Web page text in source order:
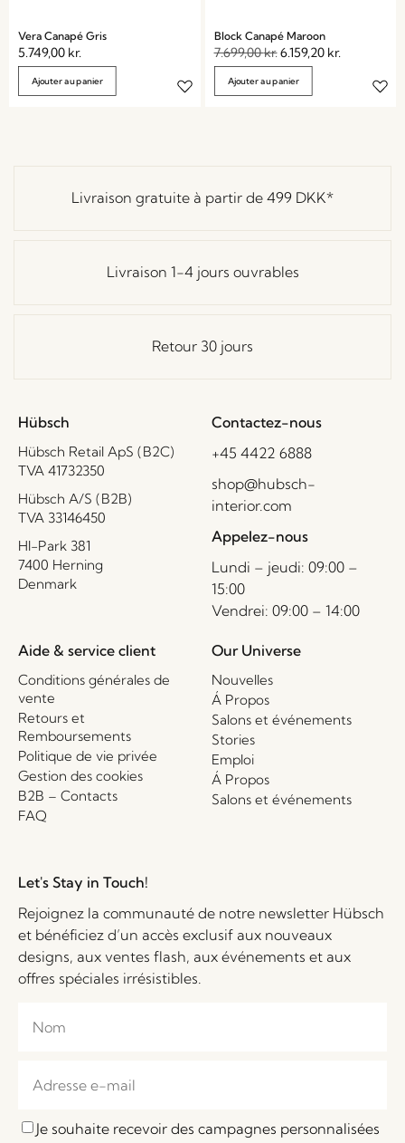
Vera Canapé Gris
5.749,00 kr.
Ajouter au panier
Block Canapé Maroon
7.699,00kr.6.159,20 kr.
Ajouter au panier
Livraison gratuite à partir de 499 DKK*
Livraison 1-4 jours ouvrables
Retour 30 jours
Hübsch
Hübsch Retail ApS (B2C)
TVA 41732350
Hübsch A/S (B2B)
TVA 33146450
HI-Park 381
7400 Herning
Denmark
Contactez-nous
+45 4422 6888
shop@hubsch-
interior.com
Appelez-nous
Lundi – jeudi: 09:00 –
15:00
Vendrei: 09:00 – 14:00
Aide & service client
Conditions générales de
vente
Retours et
Remboursements
Politique de vie privée
Gestion des cookies
B2B – Contacts
FAQ
Our Universe
Nouvelles
Á Propos
Salons et événements
Stories
Emploi
Á Propos
Salons et événements
Let's Stay in Touch!
Rejoignez la communauté de notre newsletter Hübsch
et bénéficiez d’un accès exclusif aux nouveaux
designs, aux ventes flash, aux événements et aux
offres spéciales irrésistibles.
Je souhaite recevoir des campagnes personnalisées